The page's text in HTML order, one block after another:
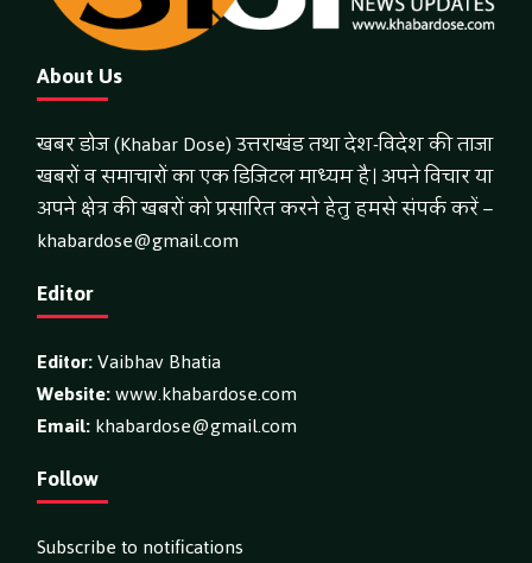
About Us
खबर डोज (Khabar Dose) उत्तराखंड तथा देश-विदेश की ताजा
खबरों व समाचारों का एक डिजिटल माध्यम है। अपने विचार या
अपने क्षेत्र की खबरों को प्रसारित करने हेतु हमसे संपर्क करें –
khabardose@gmail.com
Editor
Editor:Vaibhav Bhatia
Website:www.khabardose.com
Email:khabardose@gmail.com
Follow
Subscribe to notifications